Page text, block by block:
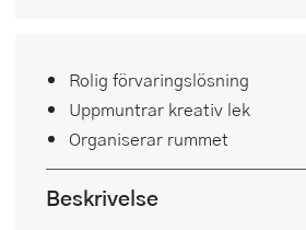
Rolig förvaringslösning
Uppmuntrar kreativ lek
Organiserar rummet
Beskrivelse